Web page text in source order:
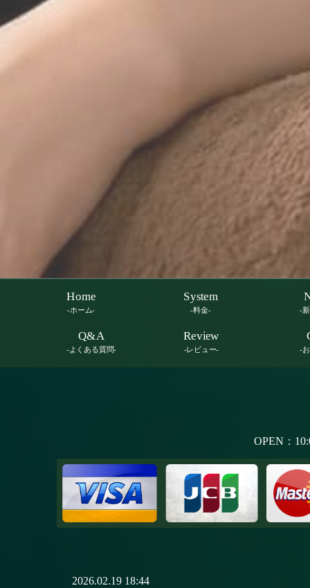
Home
-ホーム-
System
-料金- -
Q&A
-よくある質問-
Review
-レビュー- -
OPEN：
2026.02.19 18:44